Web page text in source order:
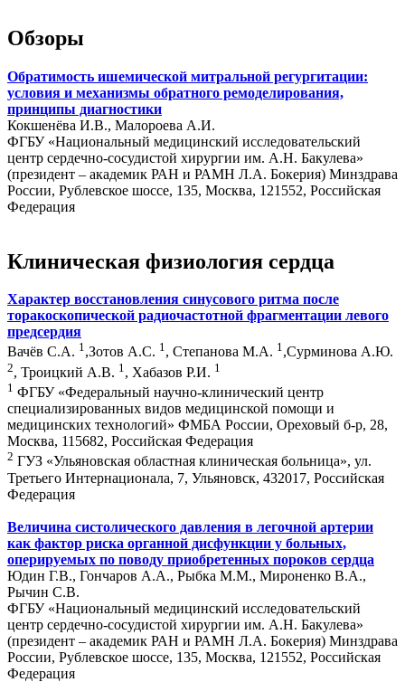
Обзоры
Обратимость ишемической митральной регургитации:
условия и механизмы обратного ремоделирования,
принципы диагностики
Кокшенёва И.В., Малороева А.И.
ФГБУ «Национальный медицинский исследовательский
центр сердечно-сосудистой хирургии им. А.Н. Бакулева»
(президент – академик РАН и РАМН Л.А. Бокерия) Минздрава
России, Рублевское шоссе, 135, Москва, 121552, Российская
Федерация
Клиническая физиология сердца
Характер восстановления синусового ритма после
торакоскопической радиочастотной фрагментации левого
предсердия
Вачёв С.А. 1,Зотов А.С. 1, Степанова М.А. 1,Сурминова А.Ю.
2, Троицкий А.В. 1 , Хабазов Р.И. 1
1 ФГБУ «Федеральный научно-клинический центр
специализированных видов медицинской помощи и
медицинских технологий» ФМБА России, Ореховый б-р, 28,
Москва, 115682, Российская Федерация
2 ГУЗ «Ульяновская областная клиническая больница», ул.
Третьего Интернационала, 7, Ульяновск, 432017, Российская
Федерация
Величина систолического давления в легочной артерии
как фактор риска органной дисфункции у больных,
оперируемых по поводу приобретенных пороков сердца
Юдин Г.В., Гончаров А.А., Рыбка М.М., Мироненко В.А.,
Рычин С.В.
ФГБУ «Национальный медицинский исследовательский
центр сердечно-сосудистой хирургии им. А.Н. Бакулева»
(президент – академик РАН и РАМН Л.А. Бокерия) Минздрава
России, Рублевское шоссе, 135, Москва, 121552, Российская
Федерация